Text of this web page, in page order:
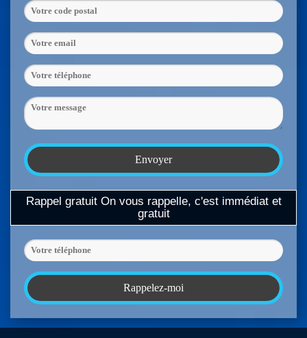
Rappel gratuit On vous rappelle, c'est immédiat et
gratuit